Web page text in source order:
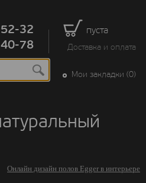
пуста
Доставка и оплата
32
78
Мои закладки (0)
Онлайн дизайн полов Egger в интерьере